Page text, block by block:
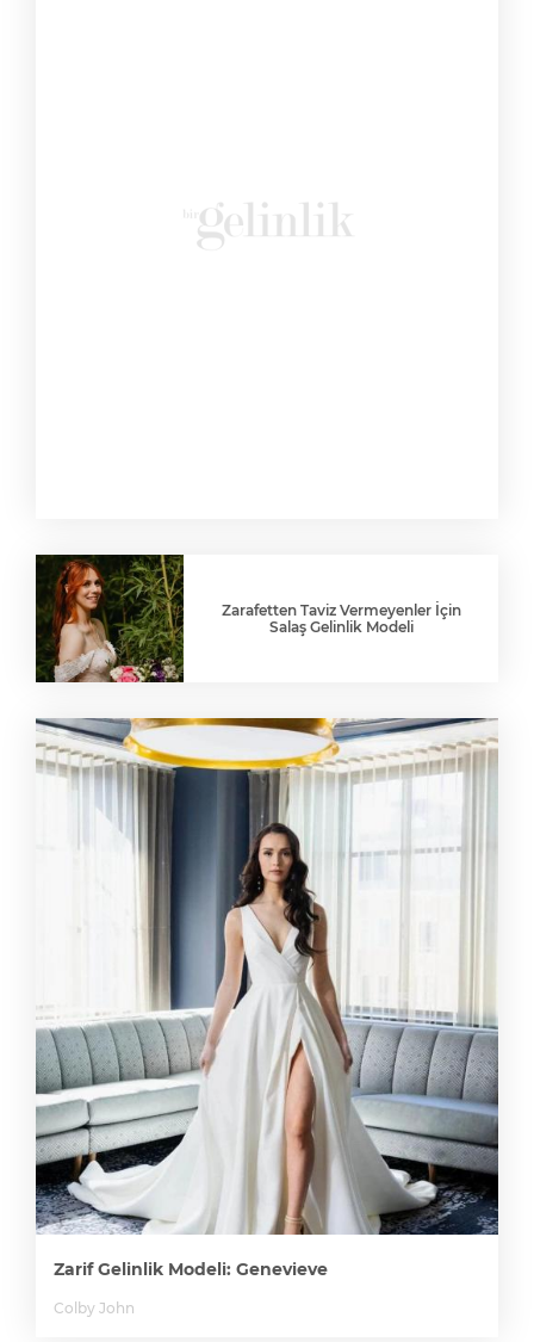
Zarafetten Taviz Vermeyenler İçin
Salaş Gelinlik Modeli
Zarif Gelinlik Modeli: Genevieve
Colby John